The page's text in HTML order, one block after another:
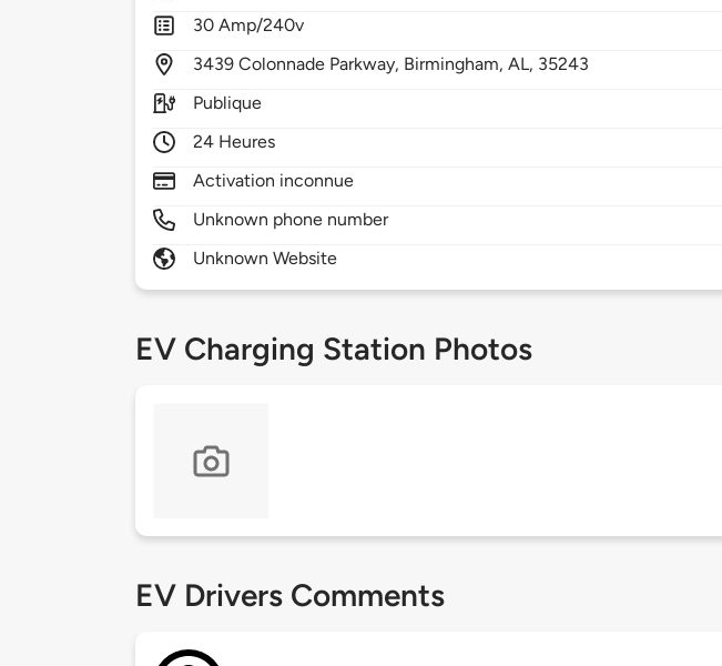
30 Amp/240v
3439Colonnade Parkway, Birmingham,AL, 35243
Publique
24 Heures
Activation inconnue
Unknown phone number
Unknown Website
EV Charging Station Photos
EV Drivers Comments